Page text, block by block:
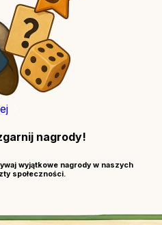
nagrody!
wyjątkowe nagrody w naszych
społeczności.